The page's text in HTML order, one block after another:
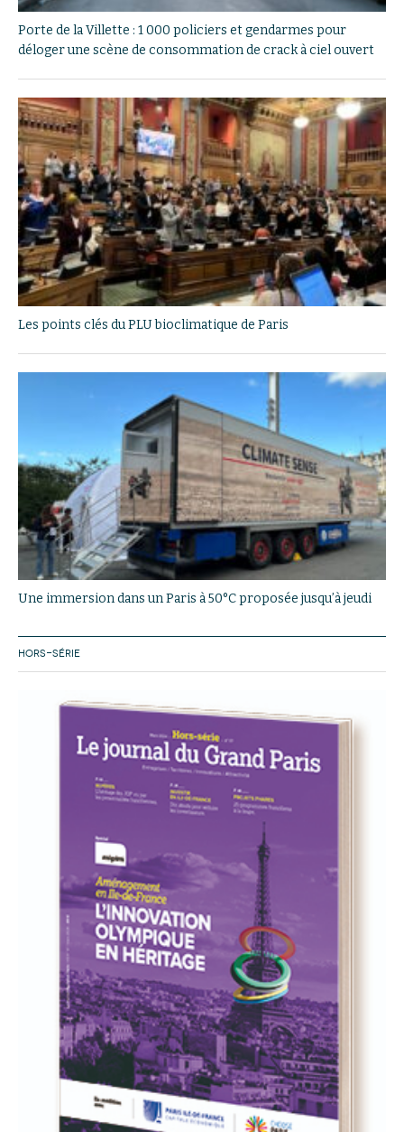
Porte de la Villette : 1 000 policiers et gendarmes pour
déloger une scène de consommation de crack à ciel ouvert
Les points clés du PLU bioclimatique de Paris
Une immersion dans un Paris à 50°C proposée jusqu’à jeudi
HORS-SÉRIE